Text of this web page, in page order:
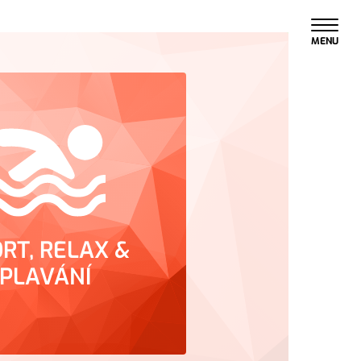
MENU
RELAX &
PLAVÁNÍ